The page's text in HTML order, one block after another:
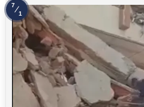
7
1